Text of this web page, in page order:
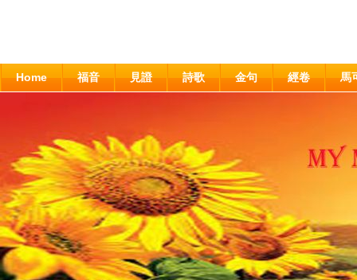
Home 福音 見證 詩歌 金句 經卷 馬